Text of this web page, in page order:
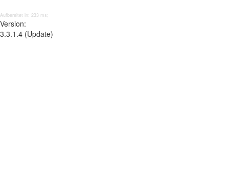
Aufbereitet in: 233 ms;
Version:
3.3.1.4 (Update)